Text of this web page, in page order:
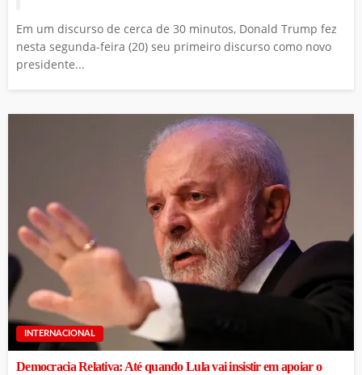
Em um discurso de cerca de 30 minutos, Donald Trump fez
nesta segunda-feira (20) seu primeiro discurso como novo
presidente...
INTERNACIONAL
Democracia Relativa: Até quando Lula vai insistir em apoiar o